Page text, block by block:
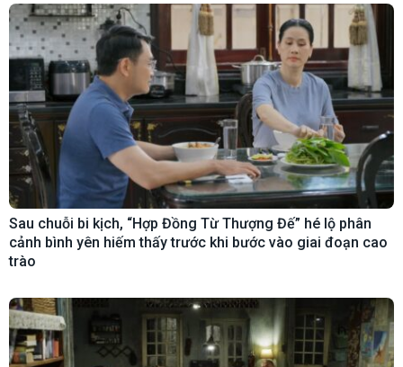
Sau chuỗi bi kịch, “Hợp Đồng Từ Thượng Đế” hé lộ phân
cảnh bình yên hiếm thấy trước khi bước vào giai đoạn cao
trào